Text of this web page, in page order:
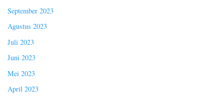
September 2023
Agustus 2023
Juli 2023
Juni 2023
Mei 2023
April 2023